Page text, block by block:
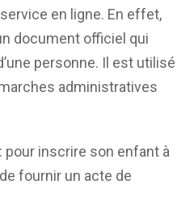
en ligne. En effet,
document officiel qui
personne. Il est utilisé
administratives
pour inscrire son enfant à
fournir un acte de